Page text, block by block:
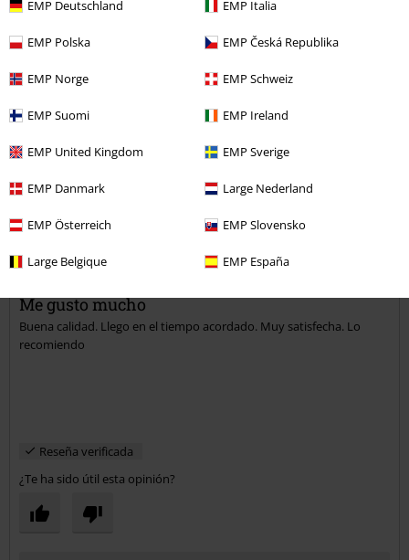
EMP Deutschland EMP Italia
EMP Polska EMP Česká Republika
EMP Norge EMP Schweiz
EMP Suomi EMP Ireland
EMP United Kingdom EMP Sverige
EMP Danmark Large Nederland
EMP Österreich EMP Slovensko
Large Belgique EMP España
¿Te ha sido útil esta opinión?
Enviar comentario
Publicado: jueves, 21 abril, 2016
Me gusto mucho
Buena calidad. Llego en el tiempo acordado. Muy satisfecha. Lo
recomiendo
Reseña verificada
¿Te ha sido útil esta opinión?